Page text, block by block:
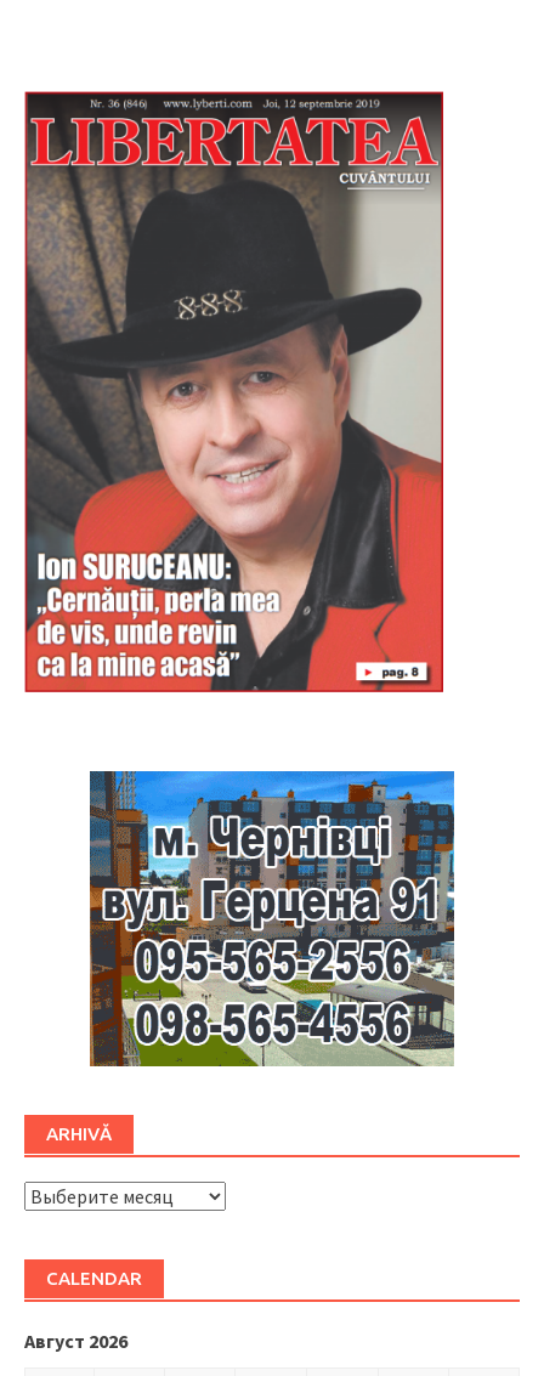
ARHIVĂ
ARHIVĂ
CALENDAR
Август 2026